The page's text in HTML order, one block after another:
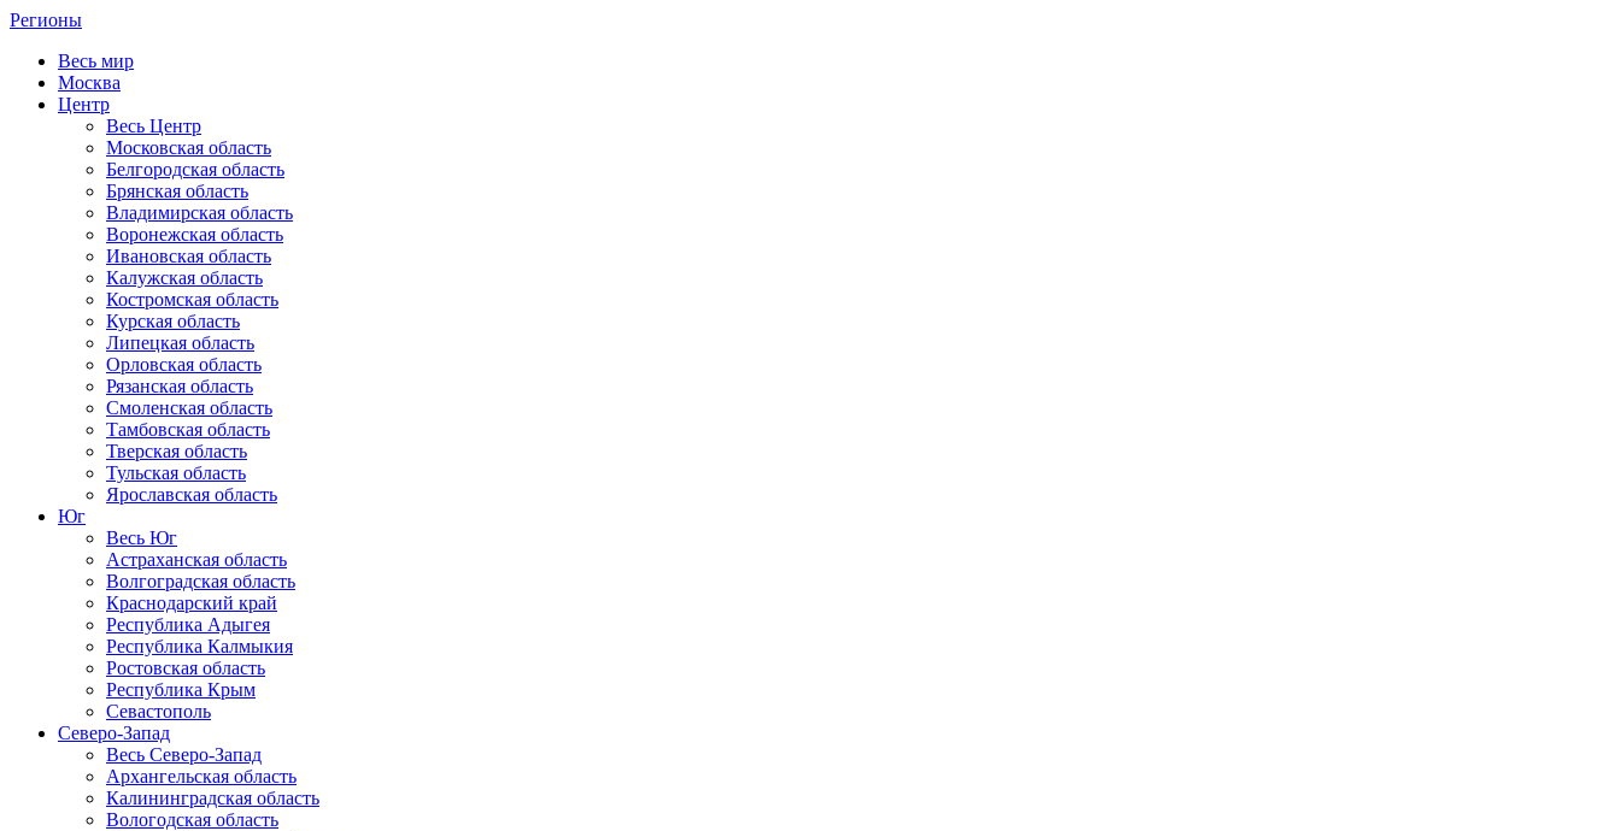
Регионы
Весь мир
Москва
Центр
Весь Центр
Московская область
Белгородская область
Брянская область
Владимирская область
Воронежская область
Ивановская область
Калужская область
Костромская область
Курская область
Липецкая область
Орловская область
Рязанская область
Смоленская область
Тамбовская область
Тверская область
Тульская область
Ярославская область
Юг
Весь Юг
Астраханская область
Волгоградская область
Краснодарский край
Республика Адыгея
Республика Калмыкия
Ростовская область
Республика Крым
Севастополь
Северо-Запад
Весь Северо-Запад
Архангельская область
Калининградская область
Вологодская область